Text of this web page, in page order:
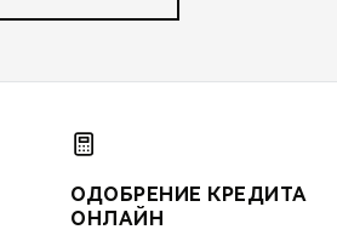
ОДОБРЕНИЕ КРЕДИТА
ОНЛАЙН